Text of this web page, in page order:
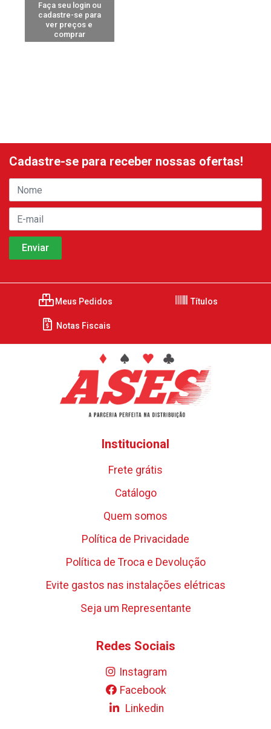
Faça seu login ou
cadastre-se para
ver preços e
comprar
Cadastre-se para receber nossas ofertas!
Meus Pedidos Títulos
Notas Fiscais
Institucional
Frete grátis
Catálogo
Quem somos
Política de Privacidade
Política de Troca e Devolução
Evite gastos nas instalações elétricas
Seja um Representante
Redes Sociais
Instagram
Facebook
Linkedin